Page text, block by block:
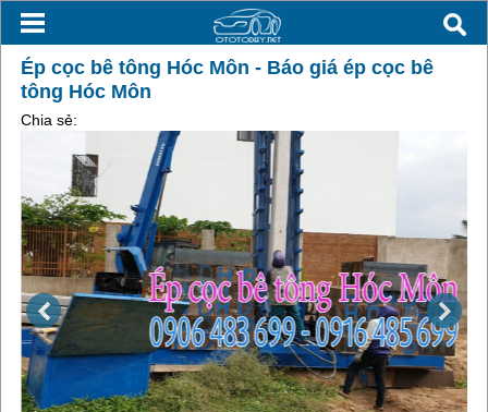
Ép cọc bê tông Hóc Môn - Báo giá ép cọc bê
tông Hóc Môn
Chia sẻ: